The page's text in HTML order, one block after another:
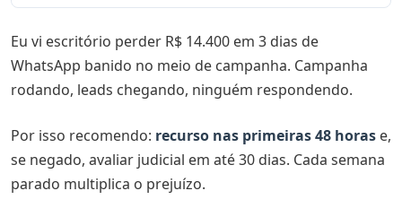
Eu vi escritório perder R$ 14.400 em 3 dias de
WhatsApp banido no meio de campanha. Campanha
rodando, leads chegando, ninguém respondendo.
Por isso recomendo: recurso nas primeiras 48 horas e,
se negado, avaliar judicial em até 30 dias. Cada semana
parado multiplica o prejuízo.